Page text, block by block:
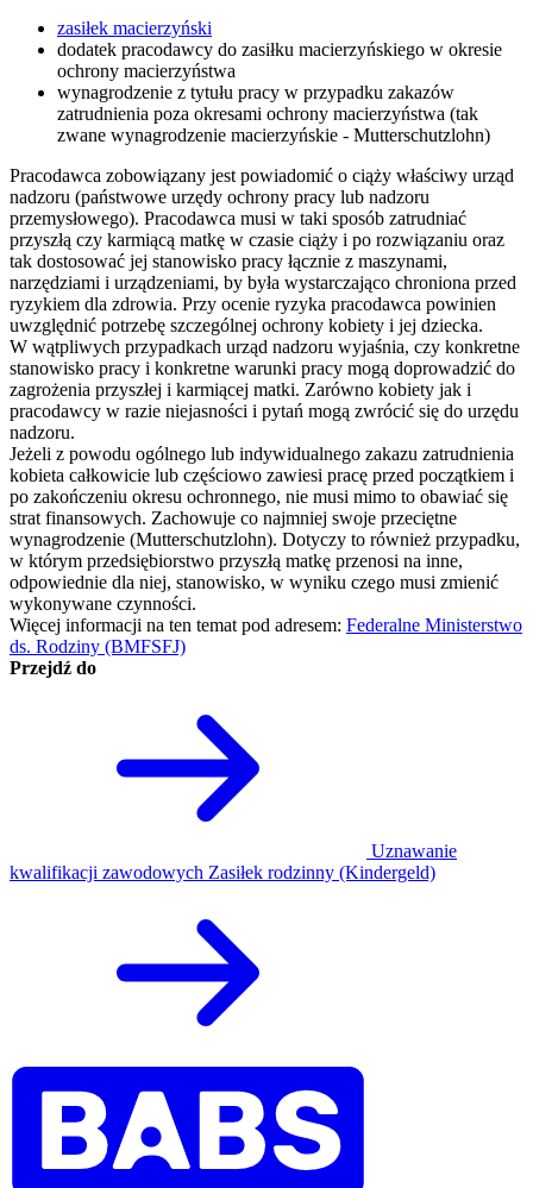
zasiłek macierzyński
dodatek pracodawcy do zasiłku macierzyńskiego w okresie
ochrony macierzyństwa
wynagrodzenie z tytułu pracy w przypadku zakazów
zatrudnienia poza okresami ochrony macierzyństwa (tak
zwane wynagrodzenie macierzyńskie - Mutterschutzlohn)
Pracodawca zobowiązany jest powiadomić o ciąży właściwy urząd
nadzoru (państwowe urzędy ochrony pracy lub nadzoru
przemysłowego). Pracodawca musi w taki sposób zatrudniać
przyszłą czy karmiącą matkę w czasie ciąży i po rozwiązaniu oraz
tak dostosować jej stanowisko pracy łącznie z maszynami,
narzędziami i urządzeniami, by była wystarczająco chroniona przed
ryzykiem dla zdrowia. Przy ocenie ryzyka pracodawca powinien
uwzględnić potrzebę szczególnej ochrony kobiety i jej dziecka.
W wątpliwych przypadkach urząd nadzoru wyjaśnia, czy konkretne
stanowisko pracy i konkretne warunki pracy mogą doprowadzić do
zagrożenia przyszłej i karmiącej matki. Zarówno kobiety jak i
pracodawcy w razie niejasności i pytań mogą zwrócić się do urzędu
nadzoru.
Jeżeli z powodu ogólnego lub indywidualnego zakazu zatrudnienia
kobieta całkowicie lub częściowo zawiesi pracę przed początkiem i
po zakończeniu okresu ochronnego, nie musi mimo to obawiać się
strat finansowych. Zachowuje co najmniej swoje przeciętne
wynagrodzenie (Mutterschutzlohn). Dotyczy to również przypadku,
w którym przedsiębiorstwo przyszłą matkę przenosi na inne,
odpowiednie dla niej, stanowisko, w wyniku czego musi zmienić
wykonywane czynności.
Więcej informacji na ten temat pod adresem: Federalne Ministerstwo
ds. Rodziny (BMFSFJ)
Przejdź do
Uznawanie
kwalifikacji zawodowych Zasiłek rodzinny (Kindergeld)